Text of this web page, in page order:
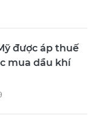
được áp thuế
mua dầu khí